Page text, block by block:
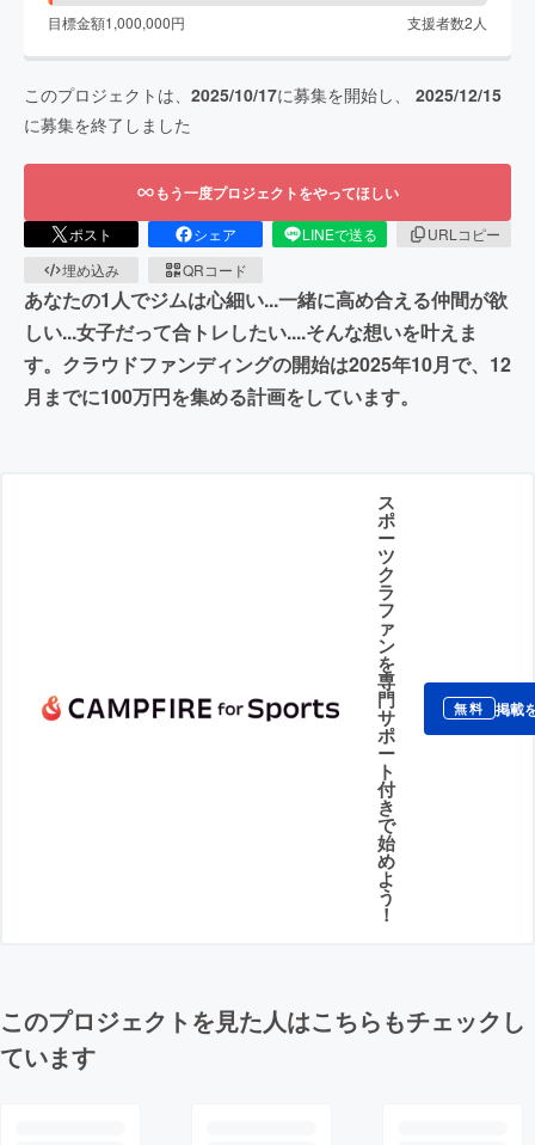
目標金額1,000,000円 支援者数2 人
このプロジェクトは、 2025/10/17に募集を開始し、 2025/12/15
に募集を終了しました
もう一度プロジェクトをやってほしい
ポスト シェア LINEで送る
URLコピー
埋め込み
QRコード
あなたの1人でジムは心細い...一緒に高め合える仲間が欲
しい...女子だって合トレしたい....そんな想いを叶えま
す。クラウドファンディングの開始は2025年10月で、12
月までに100万円を集める計画をしています。
ス
ポ
ー
ツ
ク
ラ
フ
ァ
ン
を
専
門
サ
ポ
ー
ト
付
き
で
始
め
よ
う
！
無料 掲載
このプロジェクトを見た人はこちらもチェックし
ています